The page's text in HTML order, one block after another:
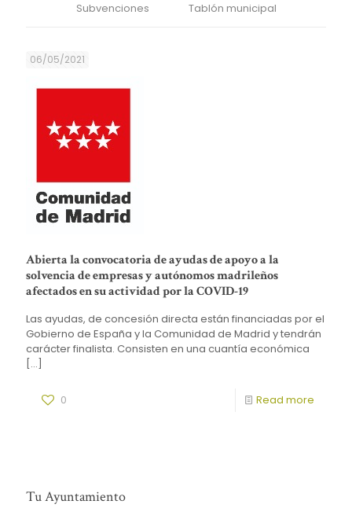
Subvenciones Tablón municipal
06/05/2021
Abierta la convocatoria de ayudas de apoyo a la
solvencia de empresas y autónomos madrileños
afectados en su actividad por la COVID-19
Las ayudas, de concesión directa están financiadas por el
Gobierno de España y la Comunidad de Madrid y tendrán
carácter finalista. Consisten en una cuantía económica
[…]
0 Read more
Tu Ayuntamiento